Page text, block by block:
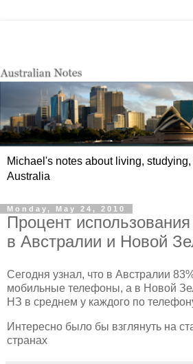
Michael's notes about living,
Australia
Monday, May 24, 2010
Процент
в Австралии и Новой
Сегодня узнал, что в Австралии
мобильные телефоны, а в Новой
НЗ в среднем у каждого по
Интересно было бы взглянуть на
странах